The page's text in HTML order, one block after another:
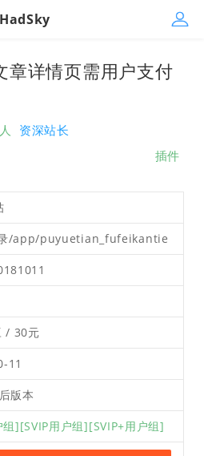
HadSky
章详情页需用户支付
资深站长
插件
/app/puyuetian_fufeikantie
/ 30元
11
版本
组][SVIP用户组][SVIP+用户组]